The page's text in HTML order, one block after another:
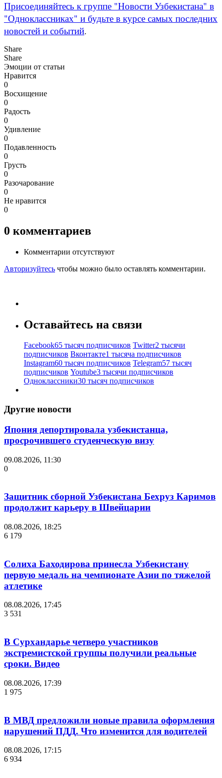
Присоединяйтесь к группе "Новости Узбекистана" в
"Одноклассниках" и будьте в курсе самых последних
новостей и событий.
Share
Share
Эмоции от статьи
Нравится
0
Восхищение
0
Радость
0
Удивление
0
Подавленность
0
Грусть
0
Разочарование
0
Не нравится
0
0 комментариев
Комментарии отсутствуют
Авторизуйтесь чтобы можно было оставлять комментарии.
Оставайтесь на связи
Facebook65 тысяч подписчиков Twitter2 тысячи
подписчиков Вконтакте1 тысяча подписчиков
Instagram60 тысяч подписчиков Telegram57 тысяч
подписчиков Youtube3 тысячи подписчиков
Одноклассники30 тысяч подписчиков
Другие новости
Япония депортировала узбекистанца,
просрочившего студенческую визу
09.08.2026, 11:30
0
Защитник сборной Узбекистана Бехруз Каримов
продолжит карьеру в Швейцарии
08.08.2026, 18:25
6 179
Солиха Баходирова принесла Узбекистану
первую медаль на чемпионате Азии по тяжелой
атлетике
08.08.2026, 17:45
3 531
В Сурхандарье четверо участников
экстремистской группы получили реальные
сроки. Видео
08.08.2026, 17:39
1 975
В МВД предложили новые правила оформления
нарушений ПДД. Что изменится для водителей
08.08.2026, 17:15
6 934